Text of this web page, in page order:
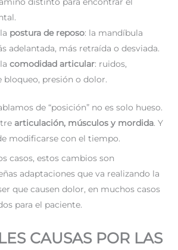
postura de reposo: la mandíbula
adelantada, más retraída o desviada.
comodidad articular: ruidos,
bloqueo, presión o dolor.
de “posición” no es solo hueso.
articulación, músculos y mordida. Y
modificarse con el tiempo.
casos, estos cambios son
adaptaciones que va realizando la
que causen dolor, en muchos casos
para el paciente.
CAUSAS POR LAS